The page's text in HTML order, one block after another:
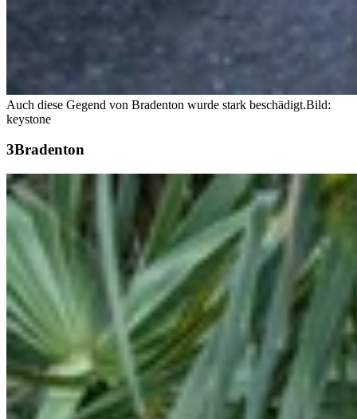
Auch diese Gegend von Bradenton wurde stark beschädigt.Bild:
keystone
Bradenton